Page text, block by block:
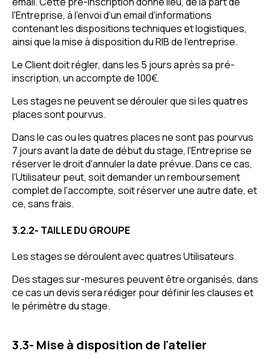
l'Entreprise, à l'envoi d'un email d'informations
contenant les dispositions techniques et logistiques,
ainsi que la mise à disposition du RIB de l'entreprise.
Le Client doit régler, dans les 5 jours après sa pré-
inscription, un accompte de 100€.
Les stages ne peuvent se dérouler que si les quatres
places sont pourvus.
Dans le cas ou les quatres places ne sont pas pourvus
7 jours avant la date de début du stage, l'Entreprise se
réserver le droit d'annuler la date prévue. Dans ce cas,
l'Utilisateur peut, soit demander un remboursement
complet de l'accompte, soit réserver une autre date, et
ce, sans frais.
3.2.2- TAILLE DU GROUPE
Les stages se déroulent avec quatres Utilisateurs.
Des stages sur-mesures peuvent être organisés, dans
ce cas un devis sera rédiger pour définir les clauses et
le périmètre du stage.
3.3- Mise à disposition de l'atelier